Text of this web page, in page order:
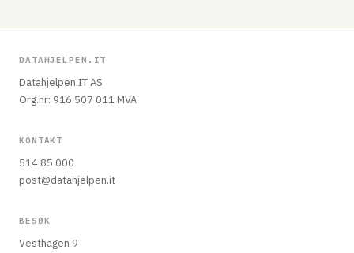
DATAHJELPEN.IT
Datahjelpen.IT AS
Org.nr: 916 507 011 MVA
KONTAKT
514 85 000
post@datahjelpen.it
BESØK
Vesthagen 9